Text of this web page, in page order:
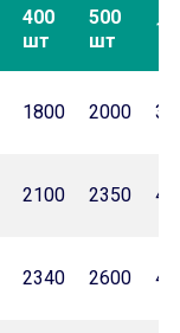
400
шт
500
шт
1800 2000
2100 2350
2340 2600